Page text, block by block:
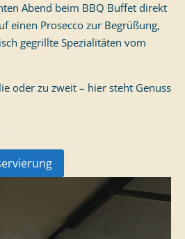
Abend beim BBQ Buffet direkt
einen Prosecco zur Begrüßung,
gegrillte Spezialitäten vom
oder zu zweit – hier steht Genuss